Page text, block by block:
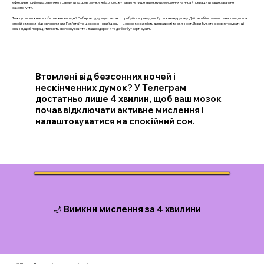
ефективні прийоми дозволяють створити здорові звички, які допоможуть вам не лише «вимкнути» мислення на ніч, а й покращити ваше загальне
самопочуття.
Тож що ви можете зробити вже сьогодні? Виберіть одну з цих технік і спробуйте впровадити її у свою нічну рутину. Дайте собі можливість насолодитися
спокійним сном і відновленням сил. Пам’ятайте, що кожен новий день — це нова можливість для радості та вдячності. Як ви будете використовувати ці
знання, щоб покращити якість свого сну і життя? Ваше здоров'я та добробут варті зусиль
Втомлені від безсонних ночей і
нескінченних думок? У Телеграм
достатньо лише 4 хвилин, щоб ваш мозок
почав відключати активне мислення і
налаштовуватися на спокійний сон.
🌙 Вимкни мислення за 4 хвилини